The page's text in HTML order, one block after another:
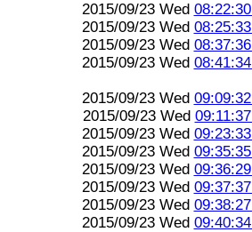
2015/09/23 Wed 08:22:30
2015/09/23 Wed 08:25:33
2015/09/23 Wed 08:37:36
2015/09/23 Wed 08:41:34
2015/09/23 Wed 09:09:32
2015/09/23 Wed 09:11:37
2015/09/23 Wed 09:23:33
2015/09/23 Wed 09:35:35
2015/09/23 Wed 09:36:29
2015/09/23 Wed 09:37:37
2015/09/23 Wed 09:38:27
2015/09/23 Wed 09:40:34